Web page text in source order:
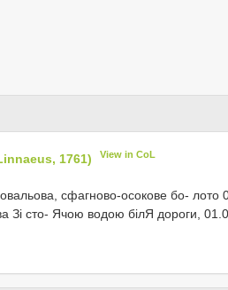
1761) View in CoL
сфагново-осокове бо- лото
Зі сто- Ячою водою білЯ дороги,